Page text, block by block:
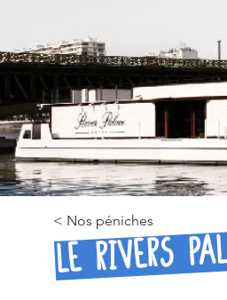
< Nos péniches
Le Rivers